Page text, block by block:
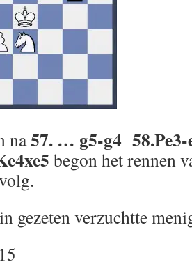
na57. … g5-g4
begon het rennen
gezeten verzuchtte